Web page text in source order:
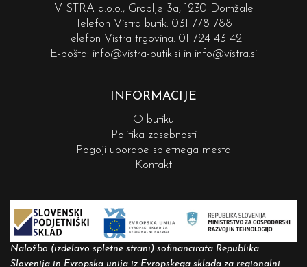
VISTRA d.o.o., Groblje 3a, 1230 Domžale
Telefon Vistra butik: 031 778 788
Telefon Vistra trgovina: 01 724 43 42
E-pošta: info@vistra-butik.si in info@vistra.si
INFORMACIJE
O butiku
Politika zasebnosti
Pogoji uporabe spletnega mesta
Kontakt
Naložbo (izdelavo spletne strani) sofinancirata Republika
Slovenija in Evropska unija iz Evropskega sklada za regionalni